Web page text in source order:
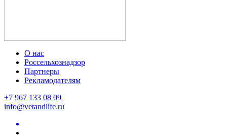
О нас
Россельхознадзор
Партнеры
Рекламодателям
+7 967 133 08 09
info@vetandlife.ru